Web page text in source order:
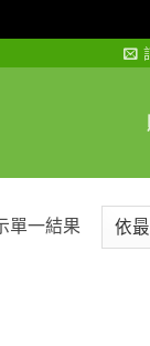
單一結果